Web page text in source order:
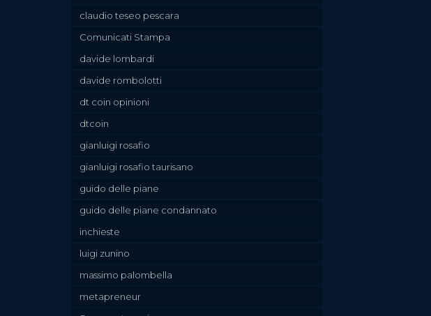
claudio teseo pescara
Comunicati Stampa
davide lombardi
davide rombolotti
dt coin opinioni
dtcoin
gianluigi rosafio
gianluigi rosafio taurisano
guido delle piane
guido delle piane condannato
inchieste
luigi zunino
massimo palombella
metapreneur